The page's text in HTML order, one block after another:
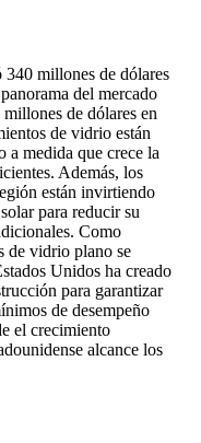
millones de dólares
del mercado
de dólares en
de vidrio están
a medida que crece la
Además, los
están invirtiendo
para reducir su
Como
de vidrio plano se
Unidos ha creado
para garantizar
de desempeño
el crecimiento
alcance los